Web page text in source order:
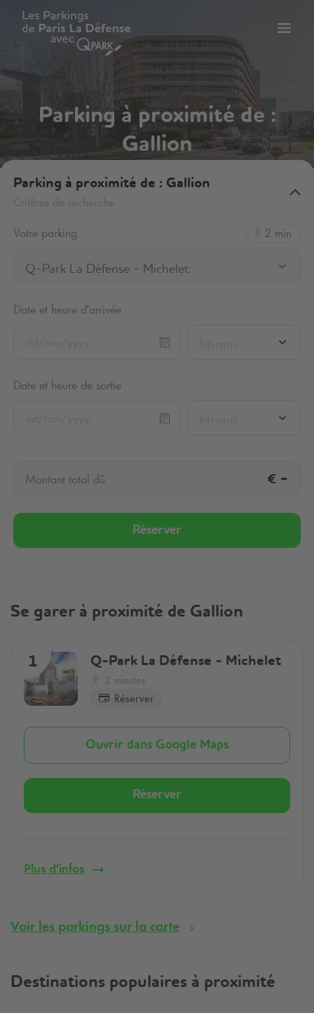
Parking à proximité de :
Gallion
Parking à proximité de : Gallion
Votre parking
2 min
Q-Park La Défense - Michelet
Date et heure d'arrivée
Date et heure de sortie
Montant total dû € -
Réserver
Se garer à proximité de Gallion
1 Q-Park La Défense - Michelet
2 minutes
Réserver
Ouvrir dans Google Maps
Réserver
Plus d'infos
Voir les parkings sur la carte
Destinations populaires à proximité